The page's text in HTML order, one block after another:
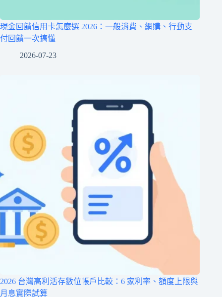
現金回饋信用卡怎麼選 2026：一般消費、網購、行動支
付回饋一次搞懂
2026-07-23
2026 台灣高利活存數位帳戶比較：6 家利率、額度上限與
月息實際試算